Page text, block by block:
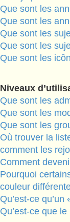
Que sont les
Que sont les
Que sont les
Que sont les
Que sont les
Niveaux
Que sont les
Que sont les
Que sont les
Où trouver la
comment les
Comment
Pourquoi
couleur
Qu’est-ce
Qu’est-ce que